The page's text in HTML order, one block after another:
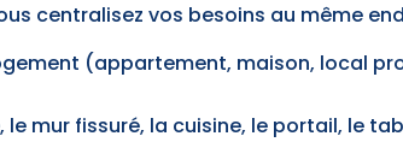
centralisez vos besoins au même
(appartement, maison, local
le mur fissuré, la cuisine, le portail, le